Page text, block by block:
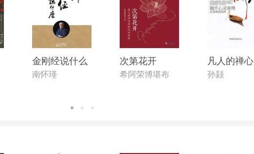
金刚经说什么
南怀瑾
次第花开
希阿荣博堪布
凡人的禅心
孙颢